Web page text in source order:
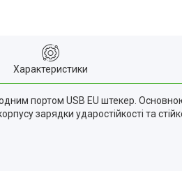
Характеристики
портом USB EU штекер.
зарядки ударостійкості та